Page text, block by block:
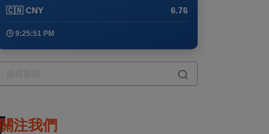
🇨🇳 CNY 6.76
🕒 9:25:51 PM
關注我們